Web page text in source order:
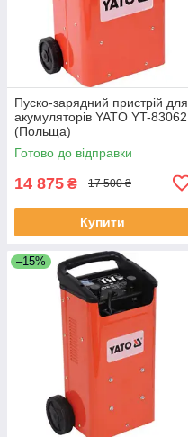
Пуско-зарядний пристрій для
акумуляторів YATO YT-83062
(Польща)
Готово до відправки
14 875 ₴ 17 500 ₴
Купити
–15%